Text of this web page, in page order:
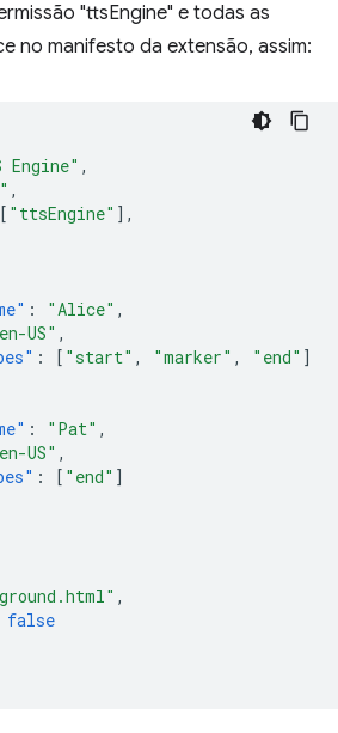
"ttsEngine" e todas as
no manifesto da extensão, assim:
Engine" ,
,
[ "ttsEngine" ],
: "Alice" ,
US" ,
: [ "start" , "marker" , "end" ]
: "Pat" ,
US" ,
: [ "end" ]
,
false